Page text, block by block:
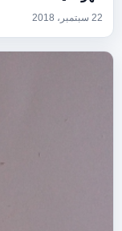
22 سبتمبر، 2018